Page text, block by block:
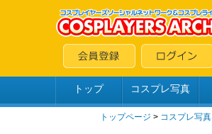
トップ コスプレ写真
トップページ > コスプレ写真